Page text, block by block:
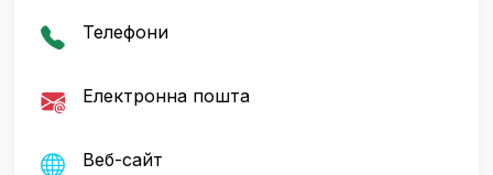
Телефони
Електронна пошта
Веб-сайт